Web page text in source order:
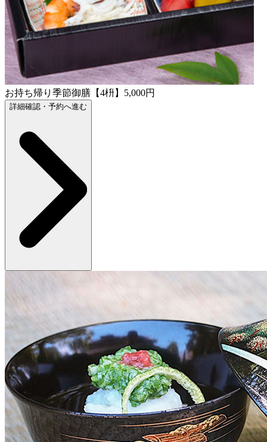
お持ち帰り季節御膳【4枡】5,000円
詳細確認・予約へ進む